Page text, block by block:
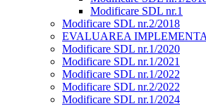
Modificare SDL nr.1
Modificare SDL nr.2/2018
EVALUAREA
Modificare SDL nr.1/2020
Modificare SDL nr.1/2021
Modificare SDL nr.1/2022
Modificare SDL nr.2/2022
Modificare SDL nr.1/2024